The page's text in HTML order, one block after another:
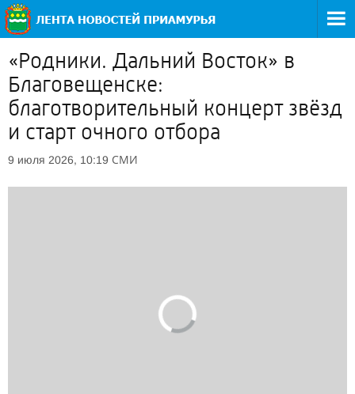
«Родники. Дальний Восток» в
Благовещенске:
благотворительный концерт звёзд
и старт очного отбора
9 июля 2026, 10:19 СМИ